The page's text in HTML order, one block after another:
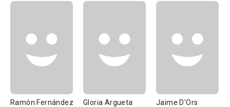
Ramón Fernández Gloria Argueta Jaime D'Ors